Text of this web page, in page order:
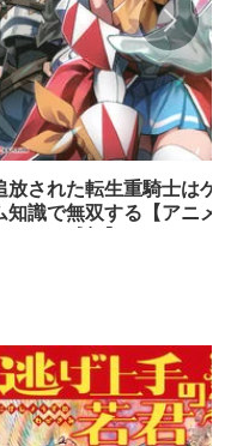
放された転生重騎士はゲ
知識で無双する【アニメ